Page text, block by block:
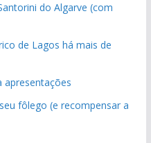
do Algarve (com
de Lagos há mais de
apresentações
fôlego (e recompensar a